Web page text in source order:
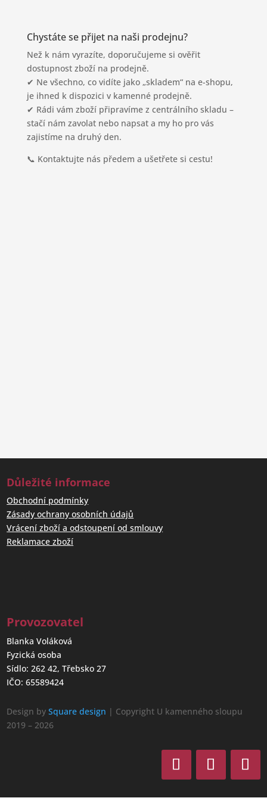
Chystáte se přijet na naši prodejnu?
Než k nám vyrazíte, doporučujeme si ověřit
dostupnost zboží na prodejně.
✔ Ne všechno, co vidíte jako „skladem“ na e-shopu,
je ihned k dispozici v kamenné prodejně.
✔ Rádi vám zboží připravíme z centrálního skladu –
stačí nám zavolat nebo napsat a my ho pro vás
zajistíme na druhý den.
📞 Kontaktujte nás předem a ušetřete si cestu!
Důležité informace
Obchodní podmínky
Zásady ochrany osobních údajů
Vrácení zboží a odstoupení od smlouvy
Reklamace zboží
Provozovatel
Blanka Voláková
Fyzická osoba
Sídlo: 262 42, Třebsko 27
IČO: 65589424
Design bySquare design | Copyright U kamenného sloupu
2019 – 2026